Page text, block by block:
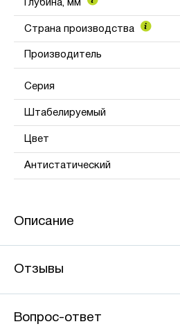
Глубина, мм
Страна производства
Производитель
Серия
Штабелируемый
Цвет
Антистатический
Описание
Отзывы
Вопрос-ответ